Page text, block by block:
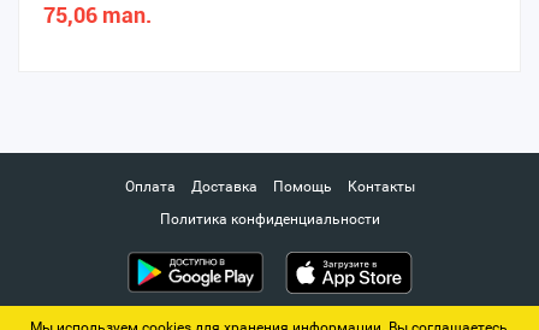
75,06 man.
Оплата Доставка Помощь
Контакты
Политика конфиденциальности